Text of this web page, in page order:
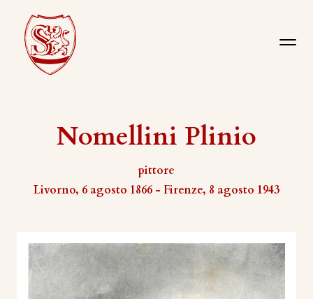
Nomellini Plinio
pittore
Livorno, 6 agosto 1866 - Firenze, 8 agosto 1943